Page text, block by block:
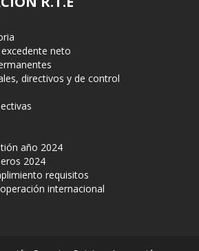
neto
directivos y de control
año 2024
2024
requisitos
internacional